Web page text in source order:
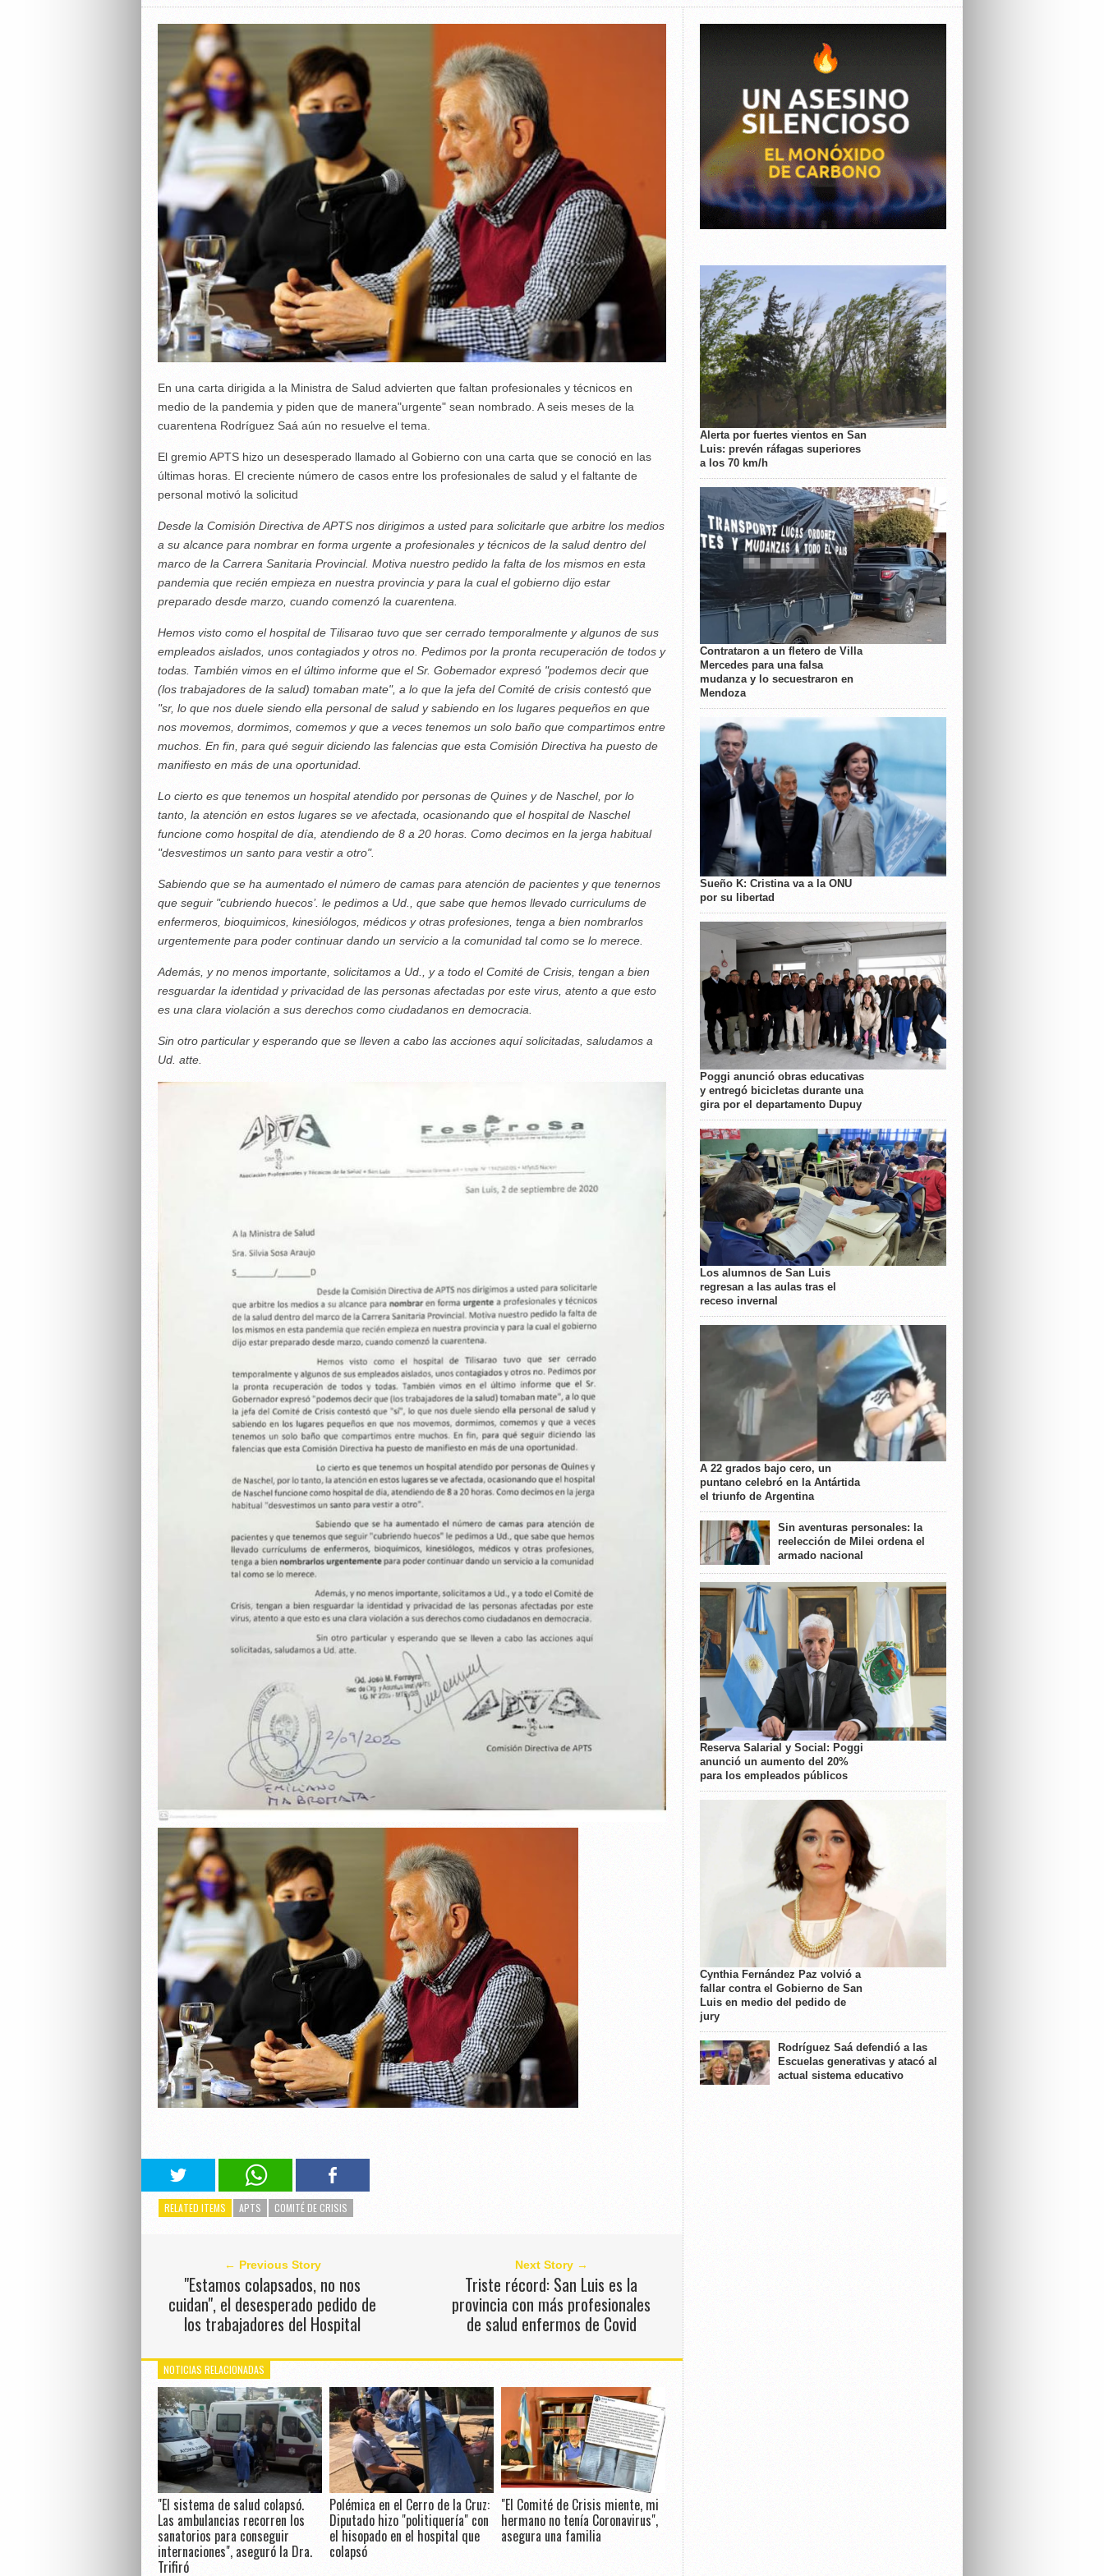
En una carta dirigida a la Ministra de Salud advierten que faltan profesionales y técnicos en
medio de la pandemia y piden que de manera"urgente" sean nombrado. A seis meses de la
cuarentena Rodríguez Saá aún no resuelve el tema.
El gremio APTS hizo un desesperado llamado al Gobierno con una carta que se conoció en las
últimas horas. El creciente número de casos entre los profesionales de salud y el faltante de
personal motivó la solicitud
Desde la Comisión Directiva de APTS nos dirigimos a usted para solicitarle que arbitre los medios
a su alcance para nombrar en forma urgente a profesionales y técnicos de la salud dentro del
marco de la Carrera Sanitaria Provincial. Motiva nuestro pedido la falta de los mismos en esta
pandemia que recién empieza en nuestra provincia y para la cual el gobierno dijo estar
preparado desde marzo, cuando comenzó la cuarentena.
Hemos visto como el hospital de Tilisarao tuvo que ser cerrado temporalmente y algunos de sus
empleados aislados, unos contagiados y otros no. Pedimos por la pronta recuperación de todos y
todas. También vimos en el último informe que el Sr. Gobemador expresó "podemos decir que
(los trabajadores de la salud) tomaban mate", a lo que la jefa del Comité de crisis contestó que
"sr, lo que nos duele siendo ella personal de salud y sabiendo en los lugares pequeños en que
nos movemos, dormimos, comemos y que a veces tenemos un solo baño que compartimos entre
muchos. En fin, para qué seguir diciendo las falencias que esta Comisión Directiva ha puesto de
manifiesto en más de una oportunidad.
Lo cierto es que tenemos un hospital atendido por personas de Quines y de Naschel, por lo
tanto, la atención en estos lugares se ve afectada, ocasionando que el hospital de Naschel
funcione como hospital de día, atendiendo de 8 a 20 horas. Como decimos en la jerga habitual
"desvestimos un santo para vestir a otro".
Sabiendo que se ha aumentado el número de camas para atención de pacientes y que tenernos
que seguir "cubriendo huecos’. le pedimos a Ud., que sabe que hemos llevado curriculums de
enfermeros, bioquimicos, kinesiólogos, médicos y otras profesiones, tenga a bien nombrarlos
urgentemente para poder continuar dando un servicio a la comunidad tal como se lo merece.
Además, y no menos importante, solicitamos a Ud., y a todo el Comité de Crisis, tengan a bien
resguardar la identidad y privacidad de las personas afectadas por este virus, atento a que esto
es una clara violación a sus derechos como ciudadanos en democracia.
Sin otro particular y esperando que se lleven a cabo las acciones aquí solicitadas, saludamos a
Ud. atte.
RELATED ITEMS APTS COMITÉ DE CRISIS
← Previous Story
"Estamos colapsados, no nos
cuidan", el desesperado pedido de
los trabajadores del Hospital
Next Story →
Triste récord: San Luis es la
provincia con más profesionales
de salud enfermos de Covid
NOTICIAS RELACIONADAS
"El sistema de salud colapsó.
Las ambulancias recorren los
sanatorios para conseguir
internaciones", aseguró la Dra.
Trifiró
Polémica en el Cerro de la Cruz:
Diputado hizo "politiquería" con
el hisopado en el hospital que
colapsó
"El Comité de Crisis miente, mi
hermano no tenía Coronavirus",
asegura una familia
Alerta por fuertes vientos en San
Luis: prevén ráfagas superiores
a los 70 km/h
Contrataron a un fletero de Villa
Mercedes para una falsa
mudanza y lo secuestraron en
Mendoza
Sueño K: Cristina va a la ONU
por su libertad
Poggi anunció obras educativas
y entregó bicicletas durante una
gira por el departamento Dupuy
Los alumnos de San Luis
regresan a las aulas tras el
receso invernal
A 22 grados bajo cero, un
puntano celebró en la Antártida
el triunfo de Argentina
Sin aventuras personales: la
reelección de Milei ordena el
armado nacional
Reserva Salarial y Social: Poggi
anunció un aumento del 20%
para los empleados públicos
Cynthia Fernández Paz volvió a
fallar contra el Gobierno de San
Luis en medio del pedido de
jury
Rodríguez Saá defendió a las
Escuelas generativas y atacó al
actual sistema educativo